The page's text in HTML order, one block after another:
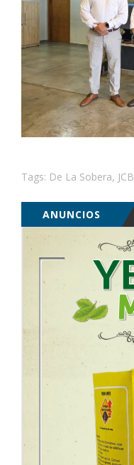
Tags: De La Sobera, JCB
ANUNCIOS